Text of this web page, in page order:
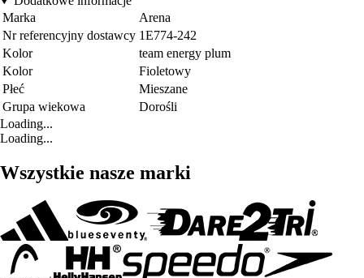
Marka
Arena
Nr referencyjny dostawcy 1E774-242
Kolor
team energy plum
Kolor
Fioletowy
Płeć
Mieszane
Grupa wiekowa
Dorośli
Loading...
Loading...
Wszystkie nasze marki